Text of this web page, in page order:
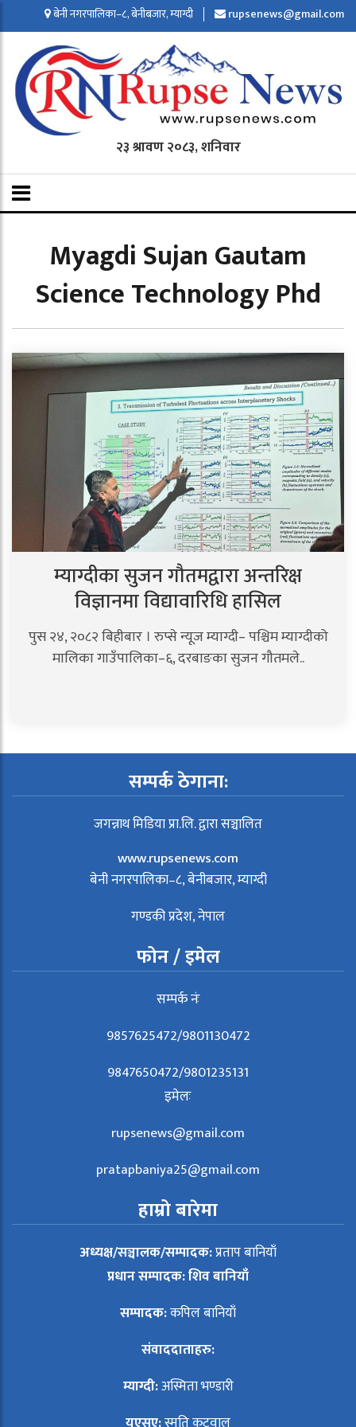
बेनी नगरपालिका–८, बेनीबजार, म्याग्दी rupsenews@gmail.com
२३ श्रावण २०८३, शनिवार
Myagdi Sujan Gautam
Science Technology Phd
म्याग्दीका सुजन गौतमद्वारा अन्तरिक्ष
विज्ञानमा विद्यावारिधि हासिल
पुस २४, २०८२ बिहीबार । रुप्से न्यूज म्याग्दी– पश्चिम म्याग्दीको
मालिका गाउँपालिका–६, दरबाङका सुजन गौतमले..
सम्पर्क ठेगाना:
जगन्नाथ मिडिया प्रा.लि. द्वारा सञ्चालित
www.rupsenews.com
बेनी नगरपालिका–८, बेनीबजार, म्याग्दी
गण्डकी प्रदेश, नेपाल
फोन / इमेल
सम्पर्क नंः
9857625472/9801130472
9847650472/9801235131
इमेलः
rupsenews@gmail.com
pratapbaniya25@gmail.com
हाम्रो बारेमा
अध्यक्ष/सञ्चालक/सम्पादक:प्रताप बानियाँ
प्रधान सम्पादक: शिव बानियाँ
सम्पादक:कपिल बानियाँ
संवाददाताहरु:
म्याग्दी:अस्मिता भण्डारी